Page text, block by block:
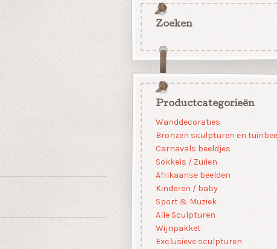
Zoeken
Productcategorieën
Wanddecoraties
Bronzen sculpturen en
Carnavals beeldjes
Sokkels / Zuilen
Afrikaanse beelden
Kinderen / baby
Sport & Muziek
Alle Sculpturen
Wijnpakket
Exclusieve sculpturen